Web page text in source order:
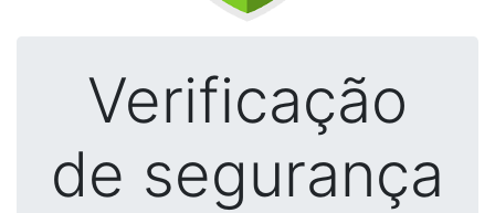
Verificação
de segurança